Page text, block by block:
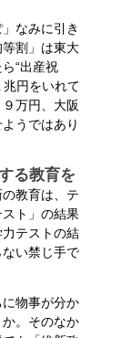
なみに引き
割」は東大
“出産祝
兆円をいれて
万円、大阪
うではあり
る教育を
教育は、テ
ト」の結果
テストの結
い禁じ手で
物事が分か
。そのなか